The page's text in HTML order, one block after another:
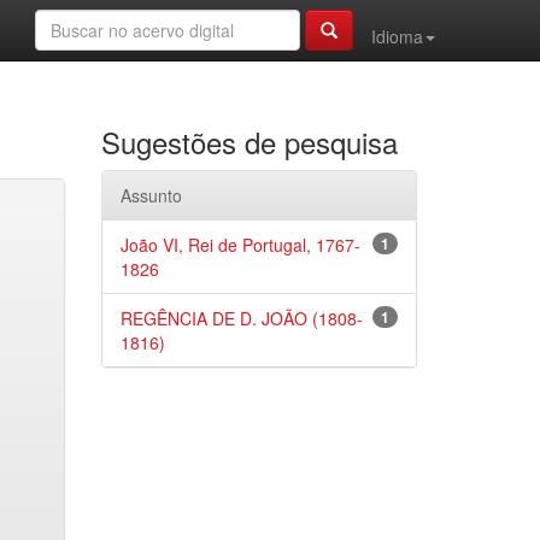
Idioma
Sugestões de pesquisa
Assunto
1
João VI, Rei de Portugal, 1767-
1826
1
REGÊNCIA DE D. JOÃO (1808-
1816)